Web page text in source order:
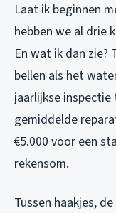
Laat ik beginnen
hebben we al drie
En wat ik dan zie?
bellen als het
jaarlijkse inspectie
gemiddelde
€5.000 voor een
rekensom.
Tussen haakjes,